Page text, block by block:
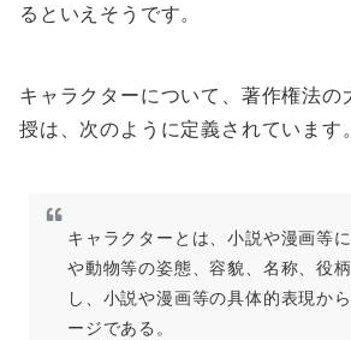
るといえそうです。
キャラクターについて、著作権法の
授は、次のように定義されています。
キャラクターとは、小説や漫画等
や動物等の姿態、容貌、名称、役
し、小説や漫画等の具体的表現か
ージである。